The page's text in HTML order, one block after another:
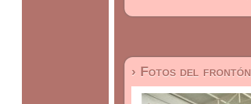
› Fotos del frontón